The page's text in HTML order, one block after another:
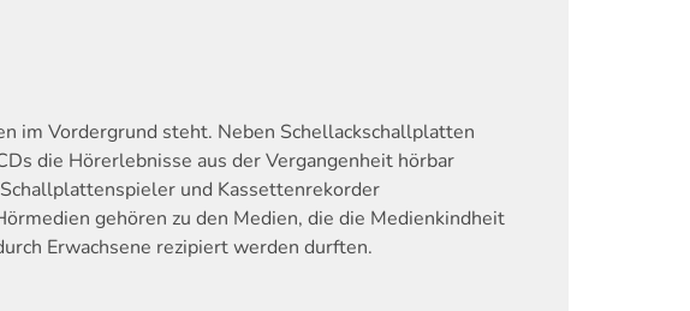
im Vordergrund steht. Neben Schellackschallplatten
die Hörerlebnisse aus der Vergangenheit hörbar
und Kassettenrekorder
gehören zu den Medien, die die Medienkindheit
Erwachsene rezipiert werden durften.